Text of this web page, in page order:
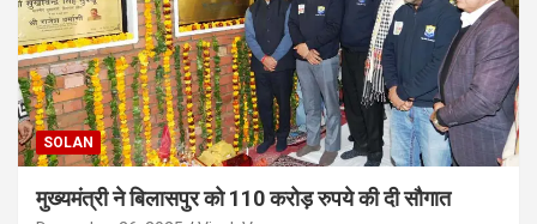
SOLAN
मुख्यमंत्री ने बिलासपुर को 110 करोड़ रुपये की दी सौगात